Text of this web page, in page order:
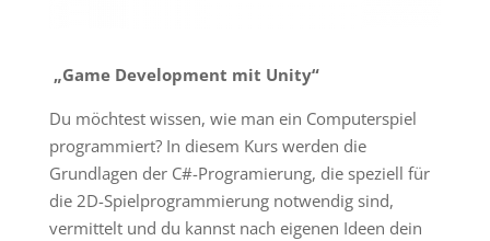
„Game Development mit Unity“
Du möchtest wissen, wie man ein Computerspiel
programmiert? In diesem Kurs werden die
Grundlagen der C#-Programierung, die speziell für
die 2D-Spielprogrammierung notwendig sind,
vermittelt und du kannst nach eigenen Ideen dein